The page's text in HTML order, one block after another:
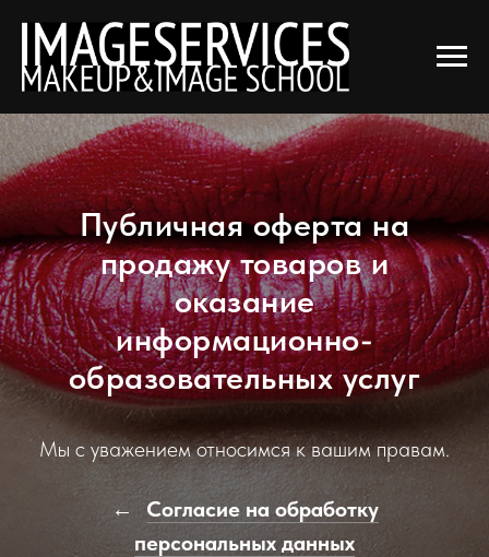
Публичная оферта на
продажу товаров и
оказание
информационно-
образовательных услуг
Мы с уважением относимся к вашим правам.
Согласие на обработку
персональных данных